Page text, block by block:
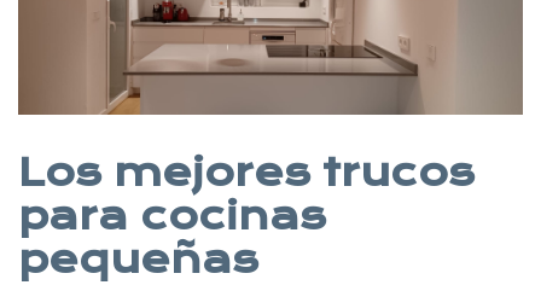
Los mejores trucos
para cocinas
pequeñas